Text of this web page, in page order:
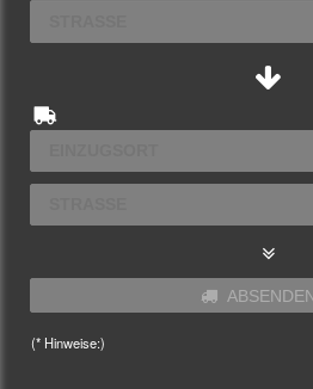
(* Hinweise:)